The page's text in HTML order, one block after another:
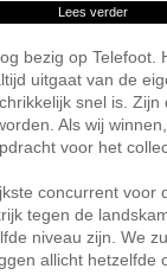
Lees verder
bezig op Telefoot.
uitgaat van de
snel is.
Als wij
voor het
concurrent voor
tegen de
niveau zijn. We
allicht hetzelfde